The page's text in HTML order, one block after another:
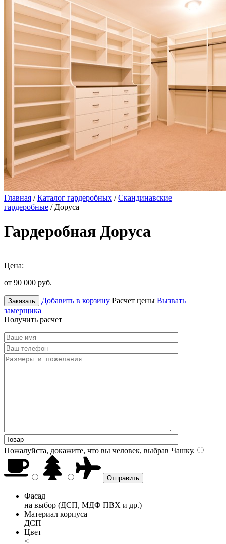
Главная /Каталог гардеробных /Скандинавские
гардеробные / Доруса
Гардеробная Доруса
Цена:
от 90 000 руб.
Заказать Добавить в корзину Расчет цены Вызвать
замерщика
Получить расчет
Пожалуйста, докажите, что вы человек, выбрав Чашку.
Фасад
на выбор (ДСП, МДФ ПВХ и др.)
Материал корпуса
ДСП
Цвет
<